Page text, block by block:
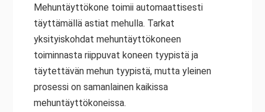
Mehuntäyttökone toimii automaattisesti
täyttämällä astiat mehulla. Tarkat
yksityiskohdat mehuntäyttökoneen
toiminnasta riippuvat koneen tyypistä ja
täytettävän mehun tyypistä, mutta yleinen
prosessi on samanlainen kaikissa
mehuntäyttökoneissa.